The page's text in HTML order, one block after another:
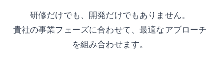
研修だけでも、開発だけでもありません。
貴社の事業フェーズに合わせて、最適なアプローチ
を組み合わせます。